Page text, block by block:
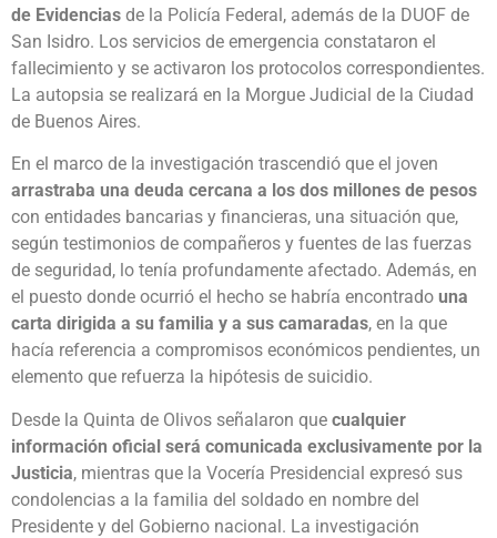
de Evidencias de la Policía Federal, además de la DUOF de
San Isidro. Los servicios de emergencia constataron el
fallecimiento y se activaron los protocolos correspondientes.
La autopsia se realizará en la Morgue Judicial de la Ciudad
de Buenos Aires.
En el marco de la investigación trascendió que el joven
arrastraba una deuda cercana a los dos millones de pesos
con entidades bancarias y financieras, una situación que,
según testimonios de compañeros y fuentes de las fuerzas
de seguridad, lo tenía profundamente afectado. Además, en
el puesto donde ocurrió el hecho se habría encontrado una
carta dirigida a su familia y a sus camaradas, en la que
hacía referencia a compromisos económicos pendientes, un
elemento que refuerza la hipótesis de suicidio.
Desde la Quinta de Olivos señalaron que cualquier
información oficial será comunicada exclusivamente por la
Justicia, mientras que la Vocería Presidencial expresó sus
condolencias a la familia del soldado en nombre del
Presidente y del Gobierno nacional. La investigación